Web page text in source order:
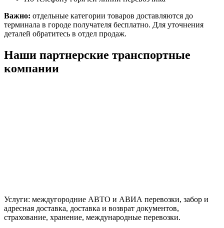
Важно: отдельные категории товаров доставляются до
терминала в городе получателя бесплатно. Для уточнения
деталей обратитесь в отдел продаж.
Наши партнерские транспортные
компании
Услуги: междугородние АВТО и АВИА перевозки, забор и
адресная доставка, доставка и возврат документов,
страхование, хранение, международные перевозки.